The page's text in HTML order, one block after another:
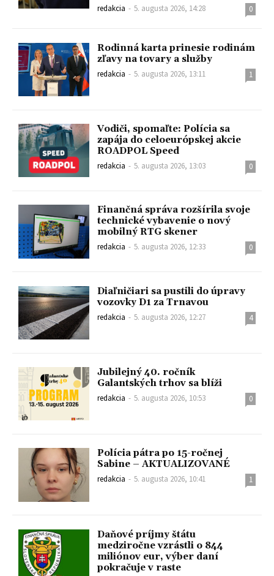
redakcia - 5. augusta 2026, 14:28 0
Rodinná karta prinesie rodinám
zľavy na tovary a služby
redakcia - 5. augusta 2026, 13:11 1
Vodiči, spomaľte: Polícia sa
zapája do celoeurópskej akcie
ROADPOL Speed
redakcia - 5. augusta 2026, 13:03 0
Finančná správa rozšírila svoje
technické vybavenie o nový
mobilný RTG skener
redakcia - 5. augusta 2026, 12:33 0
Diaľničiari sa pustili do úpravy
vozovky D1 za Trnavou
redakcia - 5. augusta 2026, 12:27 4
Jubilejný 40. ročník
Galantských trhov sa blíži
redakcia - 5. augusta 2026, 10:53 0
Polícia pátra po 15-ročnej
Sabine – AKTUALIZOVANÉ
redakcia - 5. augusta 2026, 10:41 1
Daňové príjmy štátu
medziročne vzrástli o 844
miliónov eur, výber daní
pokračuje v raste